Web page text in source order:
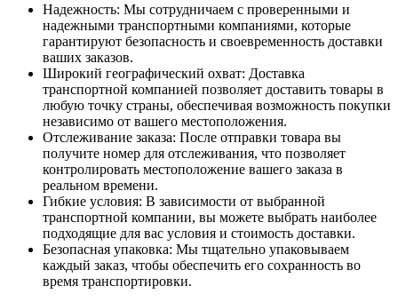
Надежность: Мы сотрудничаем с проверенными и
надежными транспортными компаниями, которые
гарантируют безопасность и своевременность доставки
ваших заказов.
Широкий географический охват: Доставка
транспортной компанией позволяет доставить товары в
любую точку страны, обеспечивая возможность покупки
независимо от вашего местоположения.
Отслеживание заказа: После отправки товара вы
получите номер для отслеживания, что позволяет
контролировать местоположение вашего заказа в
реальном времени.
Гибкие условия: В зависимости от выбранной
транспортной компании, вы можете выбрать наиболее
подходящие для вас условия и стоимость доставки.
Безопасная упаковка: Мы тщательно упаковываем
каждый заказ, чтобы обеспечить его сохранность во
время транспортировки.